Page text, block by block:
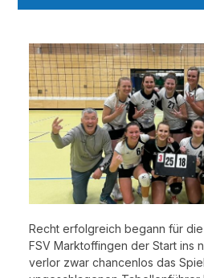
Recht erfolgreich begann für
FSV Marktoffingen der Start ins
verlor zwar chancenlos das